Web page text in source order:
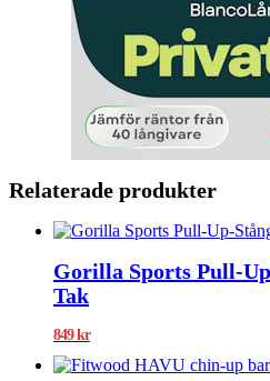
Relaterade produkter
Gorilla Sports Pull-
Tak
849kr